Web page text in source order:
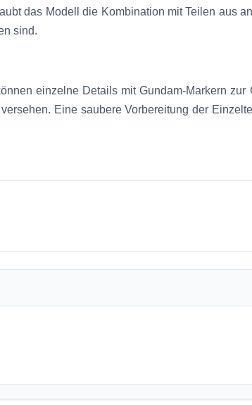
das Modell die Kombination mit Teilen aus
sind.
einzelne Details mit Gundam-Markern
Eine saubere Vorbereitung der